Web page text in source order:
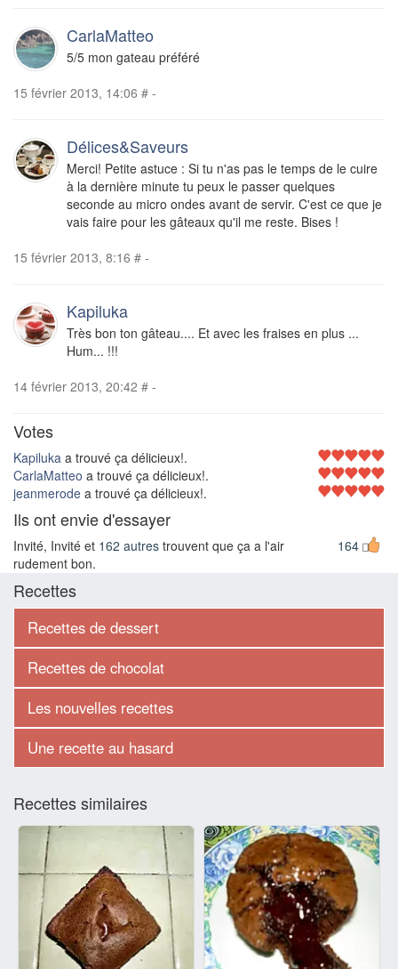
CarlaMatteo
5/5 mon gateau préféré
15 février 2013, 14:06 # -
Délices&Saveurs
Merci! Petite astuce : Si tu n'as pas le temps de le cuire
à la dernière minute tu peux le passer quelques
seconde au micro ondes avant de servir. C'est ce que je
vais faire pour les gâteaux qu'il me reste. Bises !
15 février 2013, 8:16 # -
Kapiluka
Très bon ton gâteau.... Et avec les fraises en plus ...
Hum... !!!
14 février 2013, 20:42 # -
Votes
Kapiluka a trouvé ça délicieux!.
CarlaMatteo a trouvé ça délicieux!.
jeanmerode a trouvé ça délicieux!.
Ils ont envie d'essayer
164
Invité, Invité et 162 autres trouvent que ça a l'air
rudement bon.
Recettes
Recettes de dessert
Recettes de chocolat
Les nouvelles recettes
Une recette au hasard
Recettes similaires